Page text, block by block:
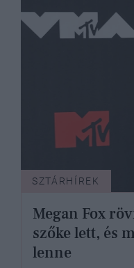
SZTÁRHÍREK
Megan Fox
szőke lett, és
lenne